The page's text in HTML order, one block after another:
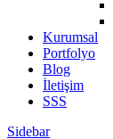
Kurumsal
Portfolyo
Blog
İletişim
SSS
Sidebar